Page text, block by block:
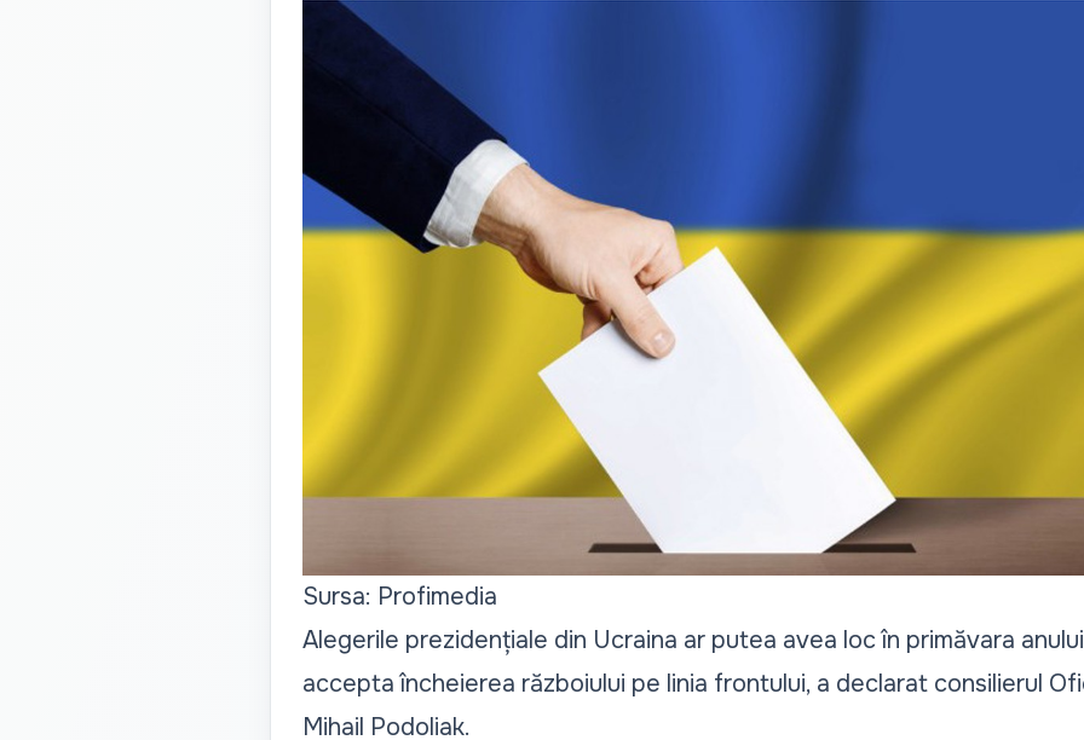
Sursa: Profimedia
Alegerile prezidențiale din Ucraina ar putea avea loc în primăvara
accepta încheierea războiului pe linia frontului, a declarat consilierul
Mihail Podoliak.